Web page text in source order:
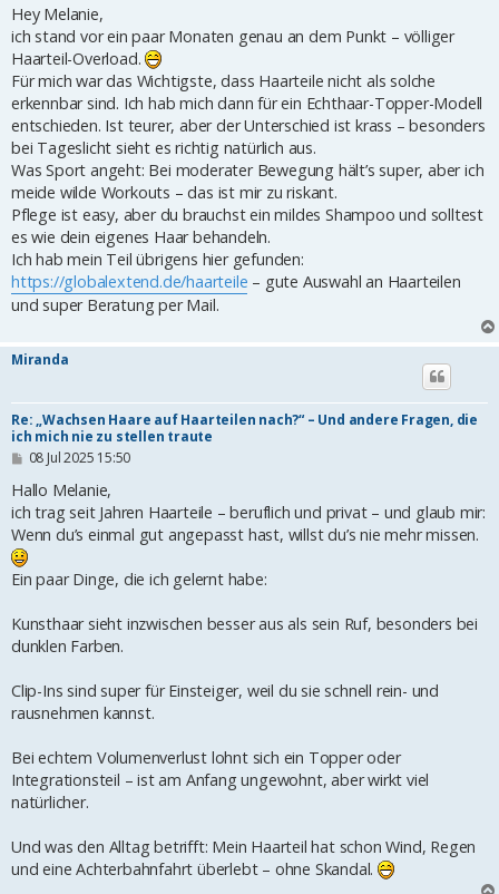
i
t
r
a
g
Hey Melanie,
ich stand vor ein paar Monaten genau an dem Punkt – völliger
Haarteil-Overload.
Für mich war das Wichtigste, dass Haarteile nicht als solche
erkennbar sind. Ich hab mich dann für ein Echthaar-Topper-Modell
entschieden. Ist teurer, aber der Unterschied ist krass – besonders
bei Tageslicht sieht es richtig natürlich aus.
Was Sport angeht: Bei moderater Bewegung hält’s super, aber ich
meide wilde Workouts – das ist mir zu riskant.
Pflege ist easy, aber du brauchst ein mildes Shampoo und solltest
es wie dein eigenes Haar behandeln.
Ich hab mein Teil übrigens hier gefunden:
https://globalextend.de/haarteile – gute Auswahl an Haarteilen
und super Beratung per Mail.
Miranda
Re: „Wachsen Haare auf Haarteilen nach?“ – Und andere Fragen, die
ich mich nie zu stellen traute
B
i
t
r
a
g
08 Jul 2025 15:50
Hallo Melanie,
ich trag seit Jahren Haarteile – beruflich und privat – und glaub mir:
Wenn du’s einmal gut angepasst hast, willst du’s nie mehr missen.
Ein paar Dinge, die ich gelernt habe:
Kunsthaar sieht inzwischen besser aus als sein Ruf, besonders bei
dunklen Farben.
Clip-Ins sind super für Einsteiger, weil du sie schnell rein- und
rausnehmen kannst.
Bei echtem Volumenverlust lohnt sich ein Topper oder
Integrationsteil – ist am Anfang ungewohnt, aber wirkt viel
natürlicher.
Und was den Alltag betrifft: Mein Haarteil hat schon Wind, Regen
und eine Achterbahnfahrt überlebt – ohne Skandal.